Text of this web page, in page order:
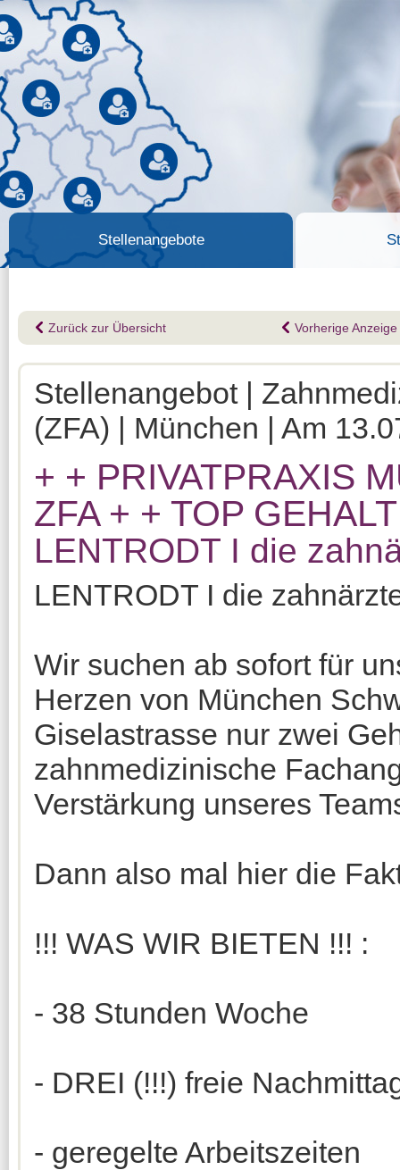
Stellenangebote
Zurück zur Übersicht Vorherige Anzeige
Stellenangebot |
(ZFA) | München | Am
+ + PRIVATPRAXIS
ZFA + + TOP
LENTRODT I die
LENTRODT I die
Wir suchen ab sofort für
Herzen von München
Giselastrasse nur zwei
zahnmedizinische
Verstärkung unseres
Dann also mal hier die
!!! WAS WIR BIETEN !!! :
- 38 Stunden Woche
- DREI (!!!) freie
- geregelte Arbeitszeiten